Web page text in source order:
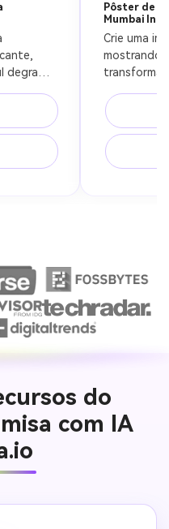
Pôster de
Mumbai
Crie uma
mostrando
contraste,
do
com IA